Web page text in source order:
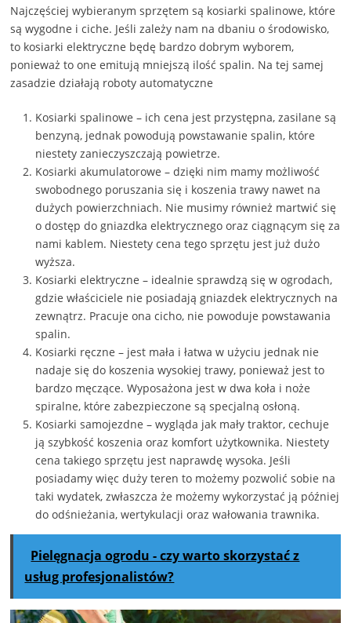
Najczęściej wybieranym sprzętem są kosiarki spalinowe, które
są wygodne i ciche. Jeśli zależy nam na dbaniu o środowisko,
to kosiarki elektryczne będę bardzo dobrym wyborem,
ponieważ to one emitują mniejszą ilość spalin. Na tej samej
zasadzie działają roboty automatyczne
Kosiarki spalinowe – ich cena jest przystępna, zasilane są
benzyną, jednak powodują powstawanie spalin, które
niestety zanieczyszczają powietrze.
Kosiarki akumulatorowe – dzięki nim mamy możliwość
swobodnego poruszania się i koszenia trawy nawet na
dużych powierzchniach. Nie musimy również martwić się
o dostęp do gniazdka elektrycznego oraz ciągnącym się za
nami kablem. Niestety cena tego sprzętu jest już dużo
wyższa.
Kosiarki elektryczne – idealnie sprawdzą się w ogrodach,
gdzie właściciele nie posiadają gniazdek elektrycznych na
zewnątrz. Pracuje ona cicho, nie powoduje powstawania
spalin.
Kosiarki ręczne – jest mała i łatwa w użyciu jednak nie
nadaje się do koszenia wysokiej trawy, ponieważ jest to
bardzo męczące. Wyposażona jest w dwa koła i noże
spiralne, które zabezpieczone są specjalną osłoną.
Kosiarki samojezdne – wygląda jak mały traktor, cechuje
ją szybkość koszenia oraz komfort użytkownika. Niestety
cena takiego sprzętu jest naprawdę wysoka. Jeśli
posiadamy więc duży teren to możemy pozwolić sobie na
taki wydatek, zwłaszcza że możemy wykorzystać ją później
do odśnieżania, wertykulacji oraz wałowania trawnika.
Pielęgnacja ogrodu - czy warto skorzystać z
usług profesjonalistów?